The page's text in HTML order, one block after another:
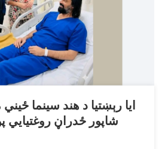
ایا رېښتیا د هند سینما
شاپور ځدراڼ روغتیایي